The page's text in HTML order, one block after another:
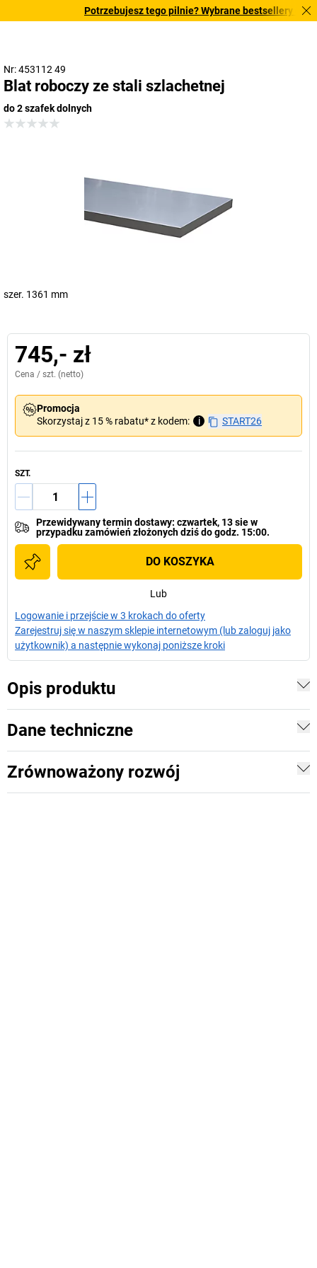
Potrzebujesz tego pilnie? Wybrane bestsellery
Nr: 453112 49
Blat roboczy ze stali szlachetnej
do 2 szafek dolnych
szer. 1361 mm
745,- zł
Cena / szt. (netto)
Promocja
Skorzystaj z 15 % rabatu* z kodem:
i START26
SZT.
Przewidywany termin dostawy: czwartek, 13 siew
przypadkuzamówień złożonych dziś do godz. 15:00.
DO KOSZYKA
Lub
Logowanie i przejście w 3 krokach do oferty
Zarejestruj się w naszym sklepie internetowym (lub zaloguj jako
użytkownik) a następnie wykonaj poniższe kroki
Opis produktu
Dane techniczne
Zrównoważony rozwój